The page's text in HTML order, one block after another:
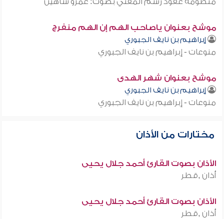
موشح بعنوان ياصاحب الهم إن الهم منفرج
إبراهيم بن نايف الجبوري
منوعات - إبراهيم بن نايف الجبوري
موشح بعنوان شهر الهدى
إبراهيم بن نايف الجبوري
منوعات - إبراهيم بن نايف الجبوري
مختارات من الأذان
الأذان بصوت القارئ أحمد جلال يحيى
أذان ,قطر
الأذان بصوت القارئ أحمد جلال يحيى
أذان ,قطر